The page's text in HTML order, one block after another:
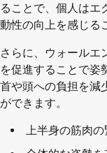
ることで、個人はエ
動性の向上を感じる
さらに、ウォールエ
を促進することで姿
首や頭への負担を減
ができます。
上半身の筋肉